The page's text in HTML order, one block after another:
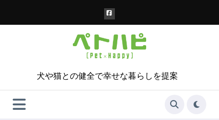
犬や猫との健全で幸せな暮らしを提案